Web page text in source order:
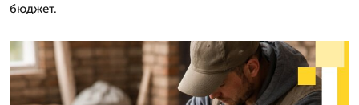
бюджет.